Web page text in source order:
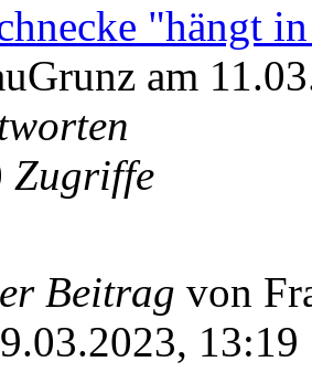
"hängt
am
Zugriffe
Beitrag von
13:19